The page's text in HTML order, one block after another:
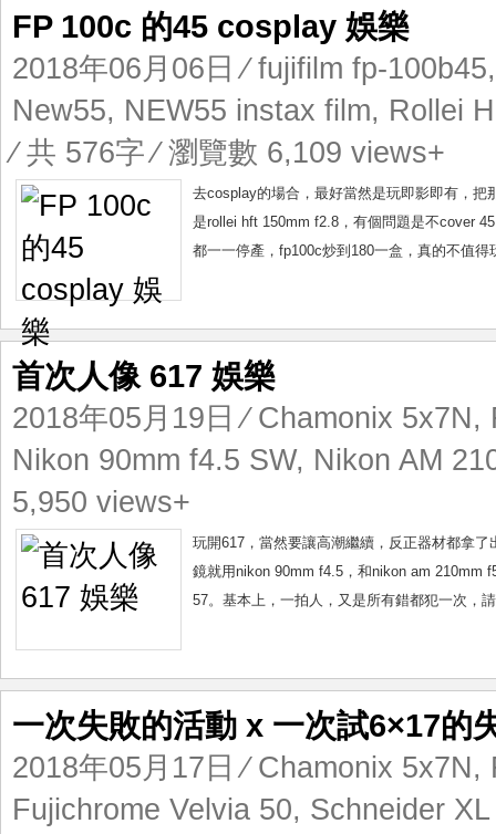
FP 100c 的45 cosplay 娛樂
2018年06月06日 ⁄fujifilm fp-100b45
New55, NEW55 instax film, Rollei
⁄ 共 576字 ⁄ 瀏覽數 6,109 views+
去cosplay的場合，最好當然是玩即影即有，
是rollei hft 150mm f2.8，有個問題是不cover
都一一停產，fp100c炒到180一盒，真的不值
首次人像 617 娛樂
2018年05月19日 ⁄ Chamonix 5x7N,
Nikon 90mm f4.5 SW, Nikon AM
5,950 views+
玩開617，當然要讓高潮繼續，反正器材都拿
鏡就用nikon 90mm f4.5，和nikon am 210mm
57。基本上，一拍人，又是所有錯都犯一次，
一次失敗的活動 x 一次試6×17的
2018年05月17日 ⁄ Chamonix 5x7N,
Fujichrome Velvia 50, Schneider